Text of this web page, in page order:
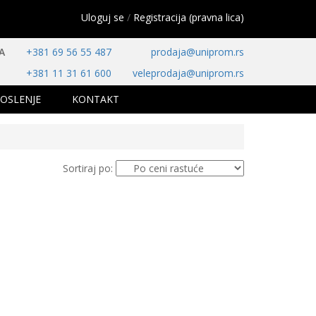
Uloguj se / Registracija (pravna lica)
+381 69 56 55 487
prodaja@uniprom.rs
+381 11 31 61 600
veleprodaja@uniprom.rs
KONTAKT
Sortiraj po: